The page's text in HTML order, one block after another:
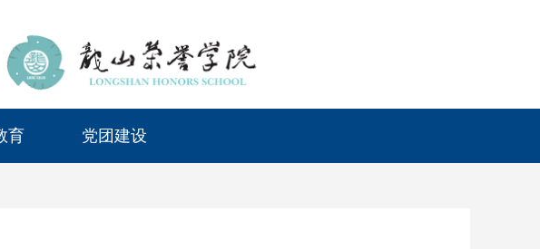
育 党团建设